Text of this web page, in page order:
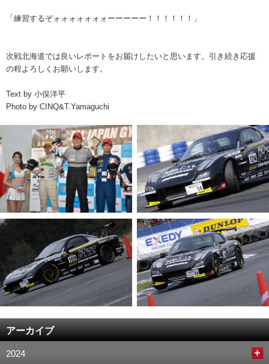
「練習するぞォォォォォォォーーーーー！！！！！！」
次戦北海道では良いレポートをお届けしたいと思います。引き続き応援
の程よろしくお願いします。
Text by 小俣洋平
Photo by CINQ&T.Yamaguchi
アーカイブ
2024